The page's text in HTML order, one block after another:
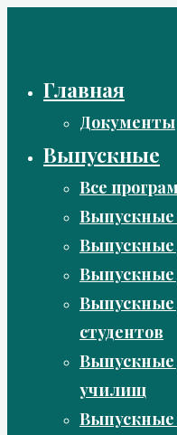
Главная
Документы
Выпускные
Все
Выпускные
Выпускные
Выпускные
Выпускные
студентов
Выпускные
училищ
Выпускные